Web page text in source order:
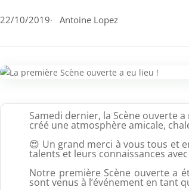
22/10/2019 Antoine Lopez
Samedi dernier, la Scène ouverte
créé une atmosphère amicale,
😍 Un grand merci à vous tous et
talents et leurs connaissances
Notre première Scène ouverte a
sont venus à l’événement en tant